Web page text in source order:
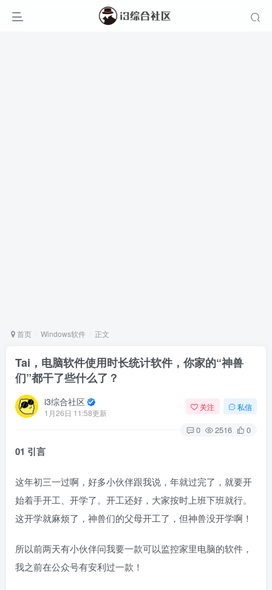
首页 Windows软件 正文
Tai，电脑软件使用时长统计软件，你家的“神兽
们”都干了些什么了？
i3综合社区
1月26日 11:58更新
关注 私信
0 2516 0
01 引言
这年初三一过啊，好多小伙伴跟我说，年就过完了，就要开
始着手开工、开学了。开工还好，大家按时上班下班就行。
这开学就麻烦了，神兽们的父母开工了，但神兽没开学啊！
所以前两天有小伙伴问我要一款可以监控家里电脑的软件，
我之前在公众号有安利过一款！